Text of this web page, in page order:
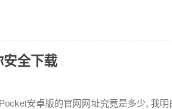
全下载
安卓版的官网网址究竟是多少, 我明